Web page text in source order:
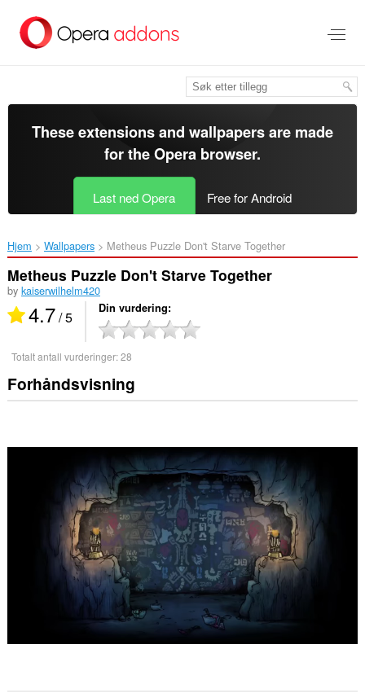
direkte
These extensions and wallpapers are made
for theOpera browser.
Last ned Opera Free for Android
Hjem Wallpapers Metheus Puzzle Don't Starve Together‎
Metheus Puzzle Don't Starve Together
by kaiserwilhelm420
4.7/ 5 Din vurdering
Totalt antall vurderinger:28
Forhåndsvisning